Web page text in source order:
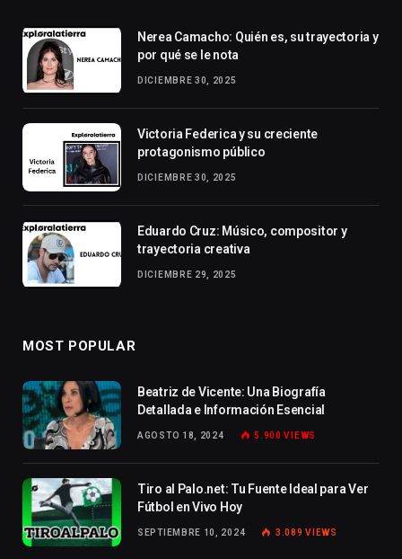
Nerea Camacho: Quién es, su trayectoria y
por qué se le nota
DICIEMBRE 30, 2025
Victoria Federica y su creciente
protagonismo público
DICIEMBRE 30, 2025
Eduardo Cruz: Músico, compositor y
trayectoria creativa
DICIEMBRE 29, 2025
MOST POPULAR
Beatriz de Vicente: Una Biografía
Detallada e Información Esencial
AGOSTO 18, 2024 5.900VIEWS
Tiro al Palo.net: Tu Fuente Ideal para Ver
Fútbol en Vivo Hoy
SEPTIEMBRE 10, 2024 3.089VIEWS